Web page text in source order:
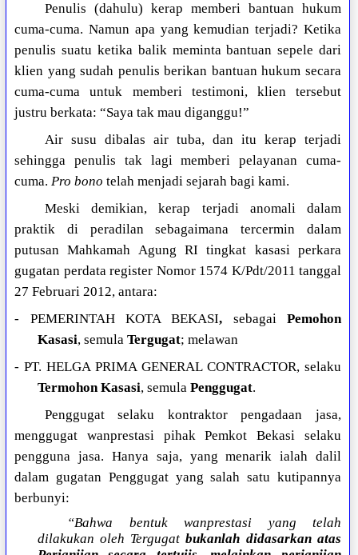
Penulis (dahulu) kerap memberi bantuan hukum
cuma-cuma. Namun apa yang kemudian terjadi? Ketika
penulis suatu ketika balik meminta bantuan sepele dari
klien yang sudah penulis berikan bantuan hukum secara
cuma-cuma untuk memberi testimoni, klien tersebut
justru berkata: “Saya tak mau diganggu!”
Air susu dibalas air tuba, dan itu kerap terjadi
sehingga penulis tak lagi memberi pelayanan cuma-
cuma.Pro bonotelah menjadi sejarah bagi kami.
Meski demikian, kerap terjadi anomali dalam
praktik di peradilan sebagaimana tercermin dalam
putusan Mahkamah Agung RI tingkat kasasi perkara
gugatan perdata register Nomor 1574 K/Pdt/2011 tanggal
27 Februari 2012, antara:
- PEMERINTAH KOTA BEKASI, sebagaiPemohon
Kasasi, semula Tergugat; melawan
- PT. HELGA PRIMA GENERAL CONTRACTOR, selaku
Termohon Kasasi, semula Penggugat.
Penggugat selaku kontraktor pengadaan jasa,
menggugat wanprestasi pihak Pemkot Bekasi selaku
pengguna jasa. Hanya saja, yang menarik ialah dalil
dalam gugatan Penggugat yang salah satu kutipannya
berbunyi:
“Bahwa bentuk wanprestasi yang telah
dilakukan oleh Tergugatbukanlah didasarkan atas